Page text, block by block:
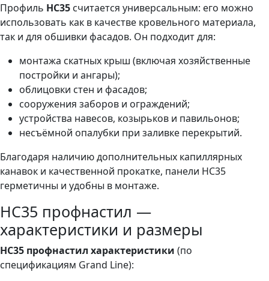
Профиль HC35 считается универсальным: его можно
использовать как в качестве кровельного материала,
так и для обшивки фасадов. Он подходит для:
монтажа скатных крыш (включая хозяйственные
постройки и ангары);
облицовки стен и фасадов;
сооружения заборов и ограждений;
устройства навесов, козырьков и павильонов;
несъёмной опалубки при заливке перекрытий.
Благодаря наличию дополнительных капиллярных
канавок и качественной прокатке, панели HC35
герметичны и удобны в монтаже.
HC35 профнастил —
характеристики и размеры
HC35 профнастил характеристики (по
спецификациям Grand Line):